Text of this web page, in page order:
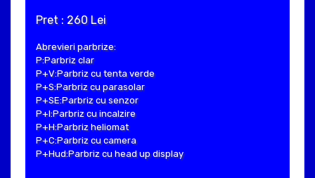
Pret : 260 Lei
Abrevieri parbrize:
P:Parbriz clar
P+V:Parbriz cu tenta verde
P+S:Parbriz cu parasolar
P+SE:Parbriz cu senzor
P+I:Parbriz cu incalzire
P+H:Parbriz heliomat
P+C:Parbriz cu camera
P+Hud:Parbriz cu head up display